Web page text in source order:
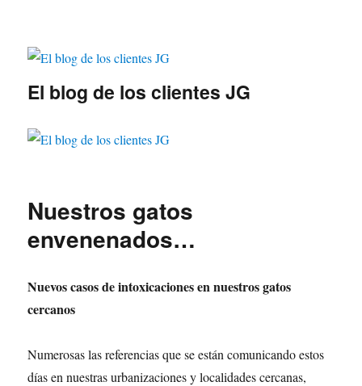
El blog de los clientes JG
Nuestros gatos
envenenados…
Nuevos casos de intoxicaciones en nuestros gatos
cercanos
Numerosas las referencias que se están comunicando estos
días en nuestras urbanizaciones y localidades cercanas,